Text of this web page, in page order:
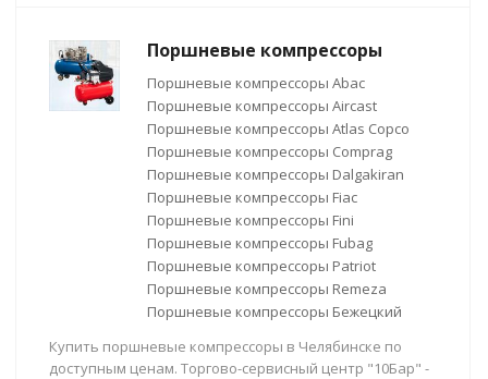
Поршневые компрессоры
Поршневые компрессоры Abac
Поршневые компрессоры Aircast
Поршневые компрессоры Atlas Copco
Поршневые компрессоры Comprag
Поршневые компрессоры Dalgakiran
Поршневые компрессоры Fiac
Поршневые компрессоры Fini
Поршневые компрессоры Fubag
Поршневые компрессоры Patriot
Поршневые компрессоры Remeza
Поршневые компрессоры Бежецкий
Купить поршневые компрессоры в Челябинске по
доступным ценам. Торгово-сервисный центр "10Бар" -